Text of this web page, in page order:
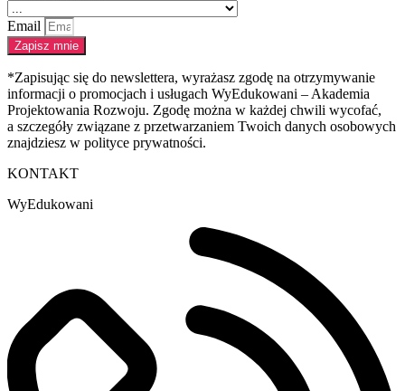
Email
Zapisz mnie
*Zapisując się do newslettera, wyrażasz zgodę na otrzymywanie
informacji o promocjach i usługach WyEdukowani – Akademia
Projektowania Rozwoju. Zgodę można w każdej chwili wycofać,
a szczegóły związane z przetwarzaniem Twoich danych osobowych
znajdziesz w polityce prywatności.
KONTAKT
WyEdukowani